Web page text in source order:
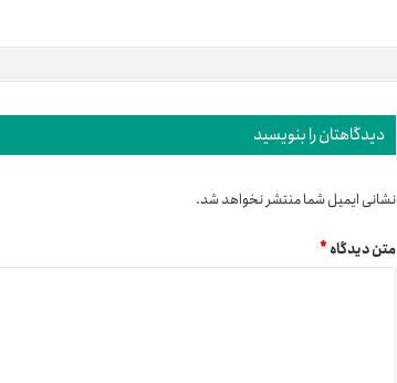
دیدگاهتان را بنویسید
نشانی ایمیل شما منتشر نخواهد شد.
متن دیدگاه*